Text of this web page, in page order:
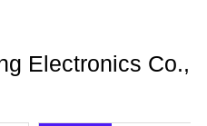
Electronics Co.,